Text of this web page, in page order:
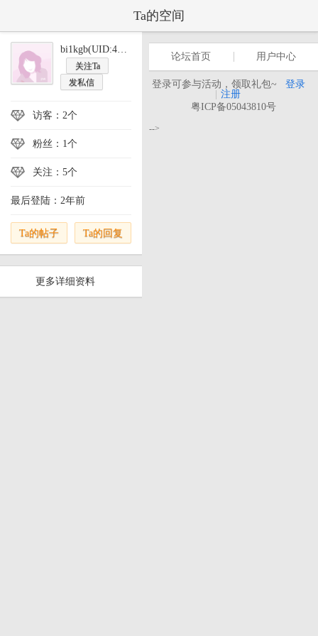
Ta的空间
bi1kgb(UID:446377)
关注Ta
发私信
访客：2个
粉丝：1个
关注：5个
最后登陆：2年前
Ta的帖子 Ta的回复
更多详细资料
论坛首页 用户中心
登录可参与活动，领取礼包~
登录
注册
粤ICP备05043810号
-->